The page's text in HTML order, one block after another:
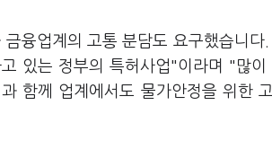
금융업계의 고통 분담도 요구했습니
있는 정부의 특허사업"이라며 "많
함께 업계에서도 물가안정을 위한